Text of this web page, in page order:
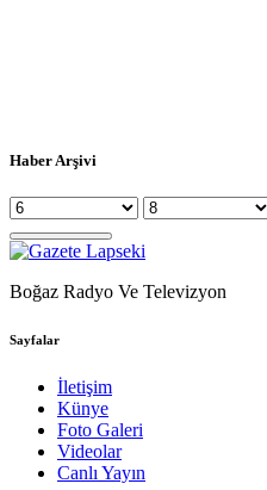
Haber Arşivi
Boğaz Radyo Ve Televizyon
Sayfalar
İletişim
Künye
Foto Galeri
Videolar
Canlı Yayın